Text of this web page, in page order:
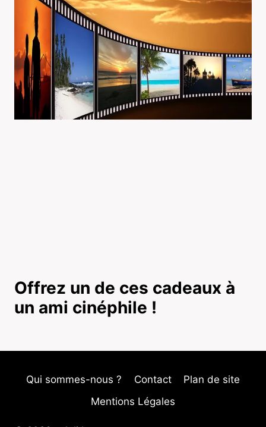
Offrez un de ces cadeaux à
un ami cinéphile !
Qui sommes-nous ? Contact
Plan de site
Mentions Légales